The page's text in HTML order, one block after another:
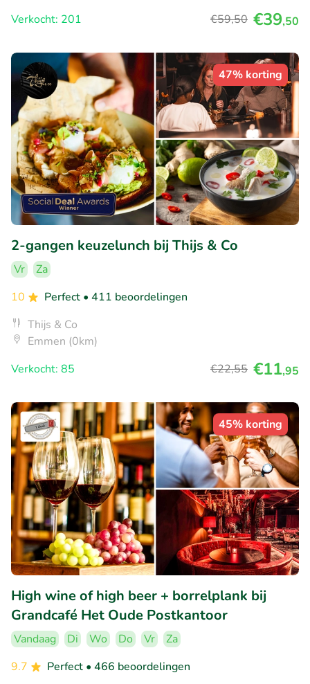
Verkocht: 201
€59,50 €39,50
47% korting
2-gangen keuzelunch bij Thijs & Co
Vr
Za
10
Perfect • 411 beoordelingen
Thijs & Co
Emmen (0km)
Verkocht: 85
€22,55 €11,95
45% korting
High wine of high beer + borrelplank bij
Grandcafé Het Oude Postkantoor
Vandaag Di Wo Do Vr
Za
9.7
Perfect • 466 beoordelingen